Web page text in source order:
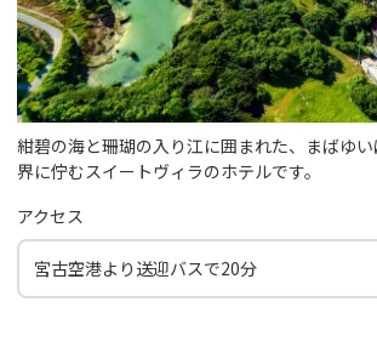
紺碧の海と珊瑚の入り江に囲まれた、まばゆ
界に佇むスイートヴィラのホテルです。
アクセス
宮古空港より送迎バスで20分